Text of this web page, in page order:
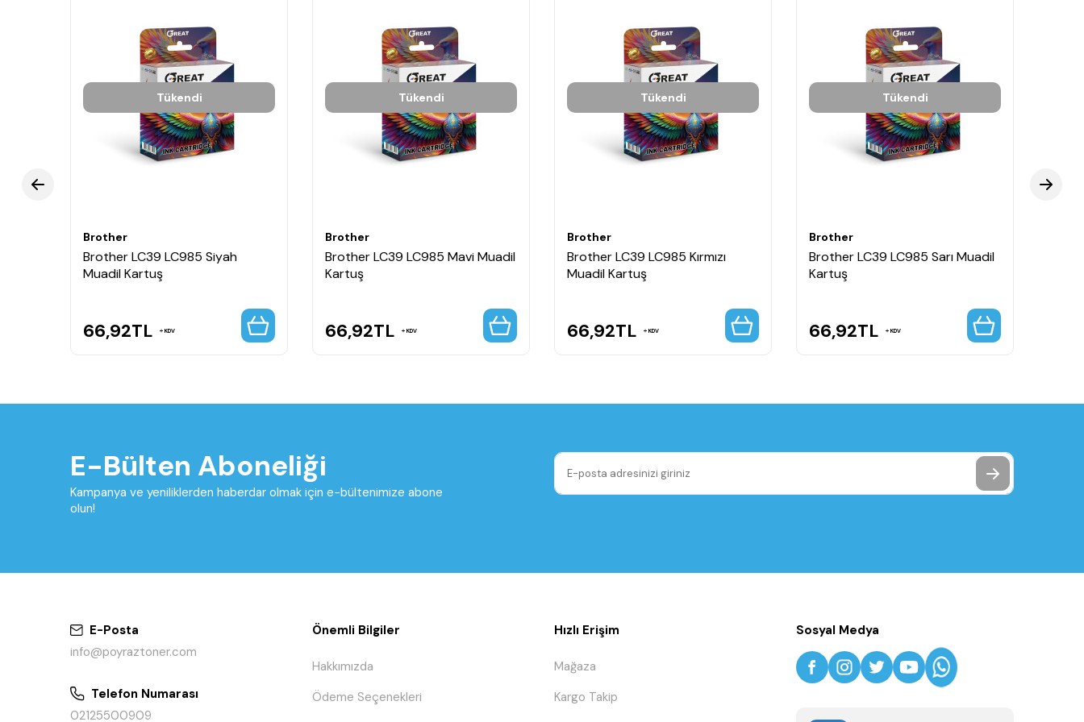
Tükendi
Brother
Brother LC39 LC985 Siyah
Muadil Kartuş
66,92TL KDV
Tükendi
Brother
Brother LC39 LC985 Mavi Muadil
Kartuş
66,92TL KDV
Tükendi
Brother
Brother LC39 LC985 Kırmızı
Muadil Kartuş
66,92TL KDV
Tükendi
Brother
Brother LC39 LC985 Sarı Muadil
Kartuş
66,92TL KDV
E-Bülten Aboneliği
Kampanya ve yeniliklerden haberdar olmak için e-bültenimize abone
olun!
E-Posta
info@poyraztoner.com
Telefon Numarası
02125500909
Önemli Bilgiler
Hakkımızda
Ödeme Seçenekleri
Hızlı Erişim
Mağaza
Kargo Takip
Sosyal Medya